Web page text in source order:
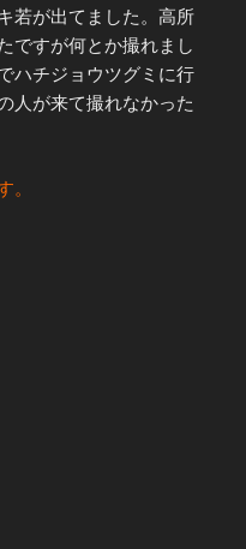
若が出てました。高所
ですが何とか撮れまし
ハチジョウツグミに行
人が来て撮れなかった
。